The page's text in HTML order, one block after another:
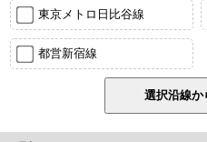
東京メトロ日比谷線
都営新宿線